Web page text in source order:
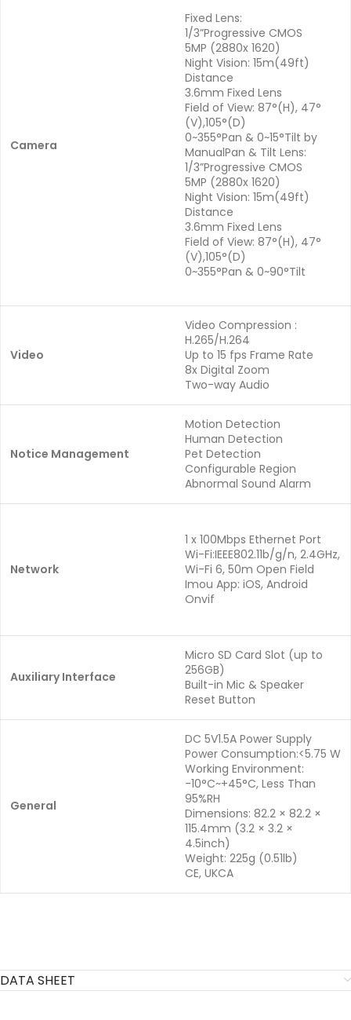
Camera
Fixed Lens:
1/3”Progressive CMOS
5MP (2880x 1620)
Night Vision: 15m(49ft)
Distance
3.6mm Fixed Lens
Field of View: 87°(H), 47°
(V),105°(D)
0~355°Pan & 0~15°Tilt by
ManualPan & Tilt Lens:
1/3”Progressive CMOS
5MP (2880x 1620)
Night Vision: 15m(49ft)
Distance
3.6mm Fixed Lens
Field of View: 87°(H), 47°
(V),105°(D)
0~355°Pan & 0~90°Tilt
Video
Video Compression :
H.265/H.264
Up to 15 fps Frame Rate
8x Digital Zoom
Two-way Audio
Notice Management
Motion Detection
Human Detection
Pet Detection
Configurable Region
Abnormal Sound Alarm
Network
1 x 100Mbps Ethernet Port
Wi-Fi:IEEE802.11b/g/n, 2.4GHz,
Wi-Fi 6, 50m Open Field
Imou App: iOS, Android
Onvif
Auxiliary Interface
Micro SD Card Slot (up to
256GB)
Built-in Mic & Speaker
Reset Button
General
DC 5V1.5A Power Supply
Power Consumption:<5.75 W
Working Environment:
-10°C~+45°C, Less Than
95%RH
Dimensions: 82.2 × 82.2 ×
115.4mm (3.2 × 3.2 ×
4.5inch)
Weight: 225g (0.51lb)
CE, UKCA
DATA SHEET